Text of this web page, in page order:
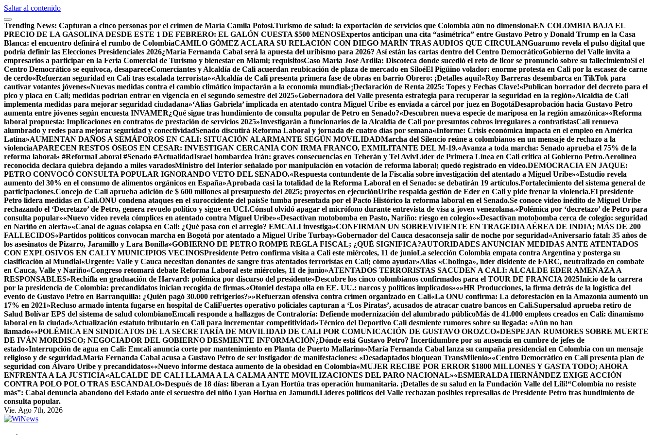
Saltar al contenido
Trending News: Capturan a cinco personas por el crimen de María Camila Potosí.Turismo de salud: la exportación de servicios que Colombia aún no dimensionaEN COLOMBIA BAJA EL
PRECIO DE LA GASOLINA DESDE ESTE 1 DE FEBRERO: EL GALÓN CUESTA $500 MENOSExpertos anticipan una cita “asimétrica” entre Gustavo Petro y Donald Trump en la Casa
Blanca: el encuentro definirá el rumbo de ColombiaCAMILO GÓMEZ ACLARA SU RELACIÓN CON DIEGO MARÍN TRAS AUDIOS QUE CIRCULANGuarumo revela el pulso digital que
podría definir las Elecciones Presidenciales 2026¿María Fernanda Cabal será la apuesta del uribismo para 2026? Así están las cartas dentro del Centro DemocráticoGobierno del Valle invita a
empresarios a participar en la Feria Comercial de Turismo y bienestar en Miami; requisitosCaso María José Ardila: Discoteca donde sucedió el reto de licor se pronunció sobre su fallecimientoSi el
Centro Democrático se equivoca, desapareceComerciantes y Alcaldía de Cali acuerdan reubicación de plaza de mercado en SiloéEl Pigüino volador: enorme protesta en Cali por la escasez de carne
de cerdo«Refuerzan seguridad en Cali tras escalada terrorista»«Alcaldía de Cali presenta primera fase de obras en barrio Obrero: ¡Detalles aquí!»Roy Barreras desembarca en TikTok para
cautivar votantes jóvenes«Nuevas medidas contra el cambio climático impactarán a la economía mundial»¡Declaración de Renta 2025: Topes y Fechas Clave!«Publican borrador del decreto para el
pico y placa en Cali; medidas podrían entrar en vigencia en el segundo semestre del 2025»Gobernadora del Valle presenta estrategia para recuperar la seguridad en la región«Alcaldía de Cali
implementa medidas para mejorar seguridad ciudadana»‘Alias Gabriela’ implicada en atentado contra Miguel Uribe es enviada a cárcel por juez en BogotáDesaprobación hacia Gustavo Petro
aumenta entre jóvenes según encuesta INVAMER¿Qué sigue tras hundimiento de consulta popular de Petro en Senado?«Descubren nueva especie de mariposa en la región amazónica»«Reforma
laboral propuesta: Implicaciones en contratos de prestación de servicios 2025»Investigarán a funcionarios de la Alcaldía de Cali por presuntos cobros irregulares a contratistasCali renueva
alumbrado y redes para mejorar seguridad y conectividadSenado discutirá Reforma Laboral y jornada de cuatro días por semana«Informe: Crisis económica impacta en el empleo en América
Latina»AUMENTAN DAÑOS A SEMÁFOROS EN CALI: SITUACIÓN ALARMANTE SEGÚN MOVILIDADMarcha del Silencio reúne a colombianos en un mensaje de rechazo a la
violenciaAPARECEN RESTOS ÓSEOS EN CESAR: INVESTIGAN CERCANÍA CON IRMA FRANCO, EXMILITANTE DEL M-19.«Avanza a toda marcha: Senado aprueba el 75% de la
reforma laboral» #ReformaLaboral #Senado #ActualidadIsrael bombardea Irán: graves consecuencias en Teherán y Tel AvivLíder de Primera Línea en Cali critica al Gobierno Petro.Aerolínea
reconocida declara quiebra dejando a miles varadosMinistro del Interior señalado por manipulación en votación de reforma laboral; quedó registrado en video.DEMOCRACIA EN JAQUE:
PETRO CONVOCÓ CONSULTA POPULAR IGNORANDO VETO DEL SENADO.«Respuesta contundente de la Fiscalía sobre investigación del atentado a Miguel Uribe»«Estudio revela
aumento del 30% en el consumo de alimentos orgánicos en España»Aprobada casi la totalidad de la Reforma Laboral en el Senado: se debatirán 19 artículos.Fortalecimiento del sistema general de
participaciones.Concejo de Cali aprueba adición de $ 600 millones al presupuesto del 2025; proyectos en ejecuciónUribe respalda gestión de Eder en Cali y pide frenar la violencia.El presidente
Petro lidera medidas en Cali.ONU condena ataques en el suroccidente del paísSe tumba presentada por el Pacto Histórico la reforma laboral en el Senado.Se conoce video inédito de Miguel Uribe
rechazando el ‘Decretazo’ de Petro, genera revuelo político y sigue en UCI.Cónsul olvidó apagar el micrófono durante entrevista de visa a joven venezolana.«Polémica por ‘decretazo’ de Petro para
consulta popular»«Nuevo video revela cómplices en atentado contra Miguel Uribe»«Desactivan motobomba en Pasto, Nariño: riesgo en colegio»«Desactivan motobomba cerca de colegio: seguridad
en Nariño en alerta»«Canal de aguas colapsa en Cali: ¿Qué pasa con el arreglo? EMCALI investiga»CONFIRMAN UN SOBREVIVIENTE EN TRAGEDIA AÉREA DE INDIA; MÁS DE 200
FALLECIDOS«Partidos políticos convocan marcha en Bogotá por atentado a Miguel Uribe Turbay»Gobernador del Cauca desaconseja salir de noche por seguridad«Aniversario fatal: 35 años de
los asesinatos de Pizarro, Jaramillo y Lara Bonilla»GOBIERNO DE PETRO ROMPE REGLA FISCAL; ¿QUÉ SIGNIFICA?AUTORIDADES ANUNCIAN MEDIDAS ANTE ATENTADOS
CON EXPLOSIVOS EN CALI Y MUNICIPIOS VECINOSPresidente Petro confirma visita a Cali este miércoles, 11 de junioLa selección Colombia empata contra Argentina y posterga su
clasificación al Mundial«Urgente: Valle y Cauca necesitan donantes de sangre tras atentados terroristas en Cali; cómo ayudar»Alias «Cholinga», líder disidente de FARC, neutralizado en combate
en Cauca, Valle y Nariño«Congreso retomará debate Reforma Laboral este miércoles, 11 de junio»ATENTADOS TERRORISTAS SACUDEN A CALI: ALCALDE EDER AMENAZA A
RESPONSABLES»Rechifla en graduación de Harvard: polémica por discurso del presidente»Descubre los cinco colombianos confirmados para el TOUR DE FRANCIA 2025Inicio de la carrera
por la presidencia de Colombia: precandidatos inician recogida de firmas.«Otoniel destapa olla en EE. UU.: narcos y políticos implicados»«»HR Producciones, la firma detrás de la logística del
evento de Gustavo Petro en Barranquilla: ¿Quién pagó 30.000 refrigerios?»»Refuerzan ofensiva contra crimen organizado en Cali«La ONU confirma: La deforestación en la Amazonía aumentó un
17% en 2021»Recluso armado intenta fugarse en hospital de CaliFuertes operativo policiales capturan a ‘Los Piratas’, acusados de atracar cuatro bancos en Cali.Supersalud aprueba retiro de
Salud Bolívar EPS del sistema de salud colombianoEmcali responde a hallazgos de Contraloría: Defiende modernización del alumbrado públicoMás de 41.000 empleos creados en Cali: dinamismo
laboral en la ciudad«Actualización estatuto tributario en Cali para incrementar competitividad»Técnico del Deportivo Cali desmiente rumores sobre su llegada: «Aún no han
llamado»«POLÉMICA EN SINDICATOS DE LA SECRETARÍA DE MOVILIDAD DE CALI POR COMUNICACIÓN DE GUSTAVO OROZCO»DESPEJAN RUMORES SOBRE MUERTE
DE IVÁN MORDISCO; NEGOCIADOR DEL GOBIERNO DESMIENTE INFORMACIÓN¿Dónde está Gustavo Petro? Incertidumbre por su ausencia en cumbre de jefes de
estado«Interrupción de agua en Cali: Emcali anuncia corte por mantenimiento en Planta de Puerto Mallarino»María Fernanda Cabal lanza su campaña presidencial en Colombia con un mensaje
religioso y de seguridad.María Fernanda Cabal acusa a Gustavo Petro de ser instigador de manifestaciones: «Desadaptados bloquean TransMilenio»«Centro Democrático en Cali presenta plan de
seguridad con Álvaro Uribe y precandidatos»«Nuevo informe destaca aumento de la obesidad en Colombia»MUJER RECIBE POR ERROR $1800 MILLONES Y GASTA TODO; AHORA
ENFRENTA A LA JUSTICIA«ALCALDE DE CALI LLAMA A LA CALMA ANTE MOVILIZACIONES DEL PARO NACIONAL»«ESMERALDA HERNÁNDEZ EXIGE ACCIÓN
CONTRA POLO POLO TRAS ESCÁNDALO»Después de 18 días: liberan a Lyan Hortúa tras operación humanitaria. ¡Detalles de su salud en la Fundación Valle del Lili!“Colombia no resiste
más”: Cabal denuncia abandono del Estado ante el secuestro del niño Lyan Hortua en Jamundí.Líderes políticos del Valle rechazan posibles represalias de Presidente Petro tras hundimiento de
consulta popular.
Vie. Ago 7th, 2026